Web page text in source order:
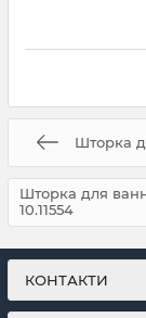
Шторка
Шторка для
10.11554
КОНТАКТИ